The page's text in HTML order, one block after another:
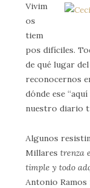
Vivim
os
tiem
pos difíciles.
de qué lugar
reconocernos
dónde ese
nuestro diario
Algunos
Millares trenza
timple y todo
Antonio